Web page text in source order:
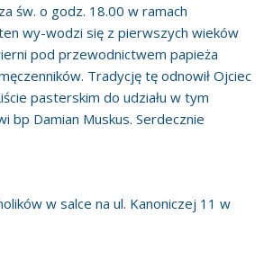
św. o godz. 18.00 w ramach
wy-wodzi się z pierwszych wieków
pod przewodnictwem papieża
Tradycję tę odnowił Ojciec
pasterskim do udziału w tym
bp Damian Muskus. Serdecznie
w salce na ul. Kanoniczej 11 w